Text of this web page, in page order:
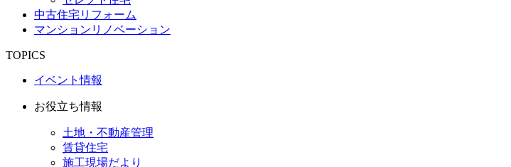
中古住宅リフォーム
マンションリノベーション
TOPICS
イベント情報
お役立ち情報
土地・不動産管理
賃貸住宅
施工現場だより